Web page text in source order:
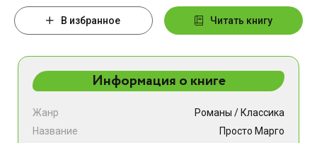
В избранное Читать книгу
Информация о книге
Жанр Романы / Классика
Название
Просто Марго